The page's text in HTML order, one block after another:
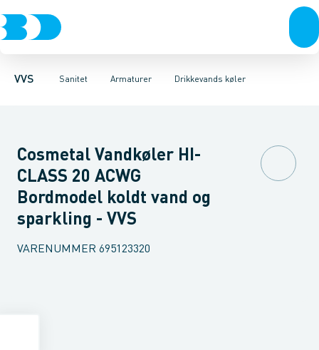
VVS Sanitet
Rør & fittingsPressfittings & rørKuglehaner & ventiler
Armaturer
Toiletter, sæder og cisterner VaskeArmaturerBrusere
Drikkevands køler
Køkken armaturer Håndvask armaturerTermostatarmaturer
Cosmetal Vandkøler HI-
CLASS 20 ACWG
Bordmodel koldt vand og
sparkling - VVS
VARENUMMER 695123320